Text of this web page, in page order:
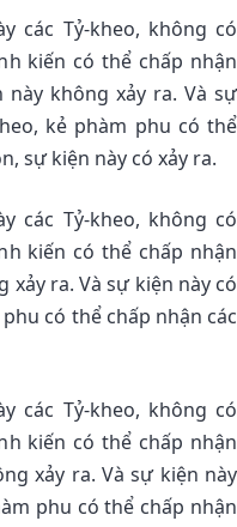
các Tỷ-kheo, không có
kiến có thể chấp nhận
không xảy ra. Và sự
kẻ phàm phu có thể
sự kiện này có xảy ra.
các Tỷ-kheo, không có
kiến có thể chấp nhận
xảy ra. Và sự kiện này có
có thể chấp nhận các
các Tỷ-kheo, không có
kiến có thể chấp nhận
xảy ra. Và sự kiện này
phu có thể chấp nhận